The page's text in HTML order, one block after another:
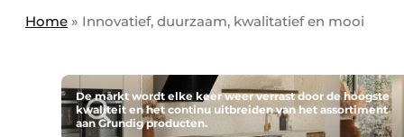
Direct contact
Keukenbouw | Platform over design en techniek
in de keuken-, woon-, en badkamerbranche
Meest gelezen
Home » Innovatief, duurzaam, kwalitatief en mooi
De markt wordt elke keer weer verrast door de hoogste
kwaliteit en het continu uitbreiden van het assortiment
aan Grundig producten.